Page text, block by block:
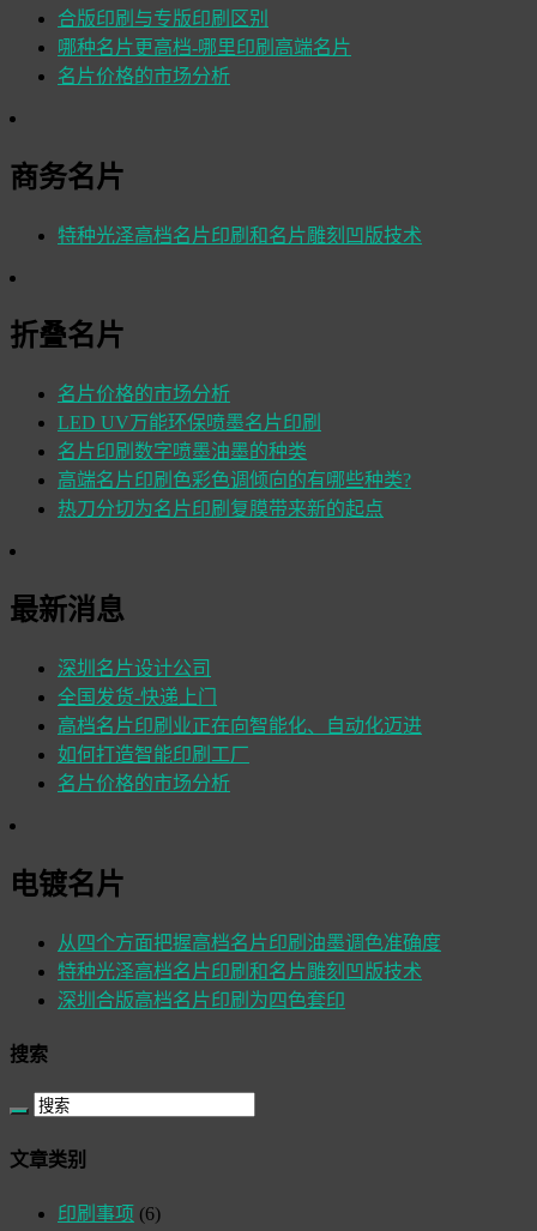
合版印刷与专版印刷区别
哪种名片更高档-哪里印刷高端名片
名片价格的市场分析
商务名片
特种光泽高档名片印刷和名片雕刻凹版技术
折叠名片
名片价格的市场分析
LED UV万能环保喷墨名片印刷
名片印刷数字喷墨油墨的种类
高端名片印刷色彩色调倾向的有哪些种类?
热刀分切为名片印刷复膜带来新的起点
最新消息
深圳名片设计公司
全国发货-快递上门
高档名片印刷业正在向智能化、自动化迈进
如何打造智能印刷工厂
名片价格的市场分析
电镀名片
从四个方面把握高档名片印刷油墨调色准确度
特种光泽高档名片印刷和名片雕刻凹版技术
深圳合版高档名片印刷为四色套印
搜索
文章类别
印刷事项 (6)